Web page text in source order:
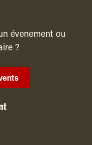
évenement ou
?